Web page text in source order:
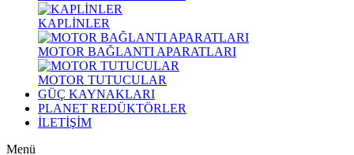
KAPLİNLER
MOTOR BAĞLANTI APARATLARI
MOTOR TUTUCULAR
GÜÇ KAYNAKLARI
PLANET REDÜKTÖRLER
İLETİŞİM
Menü